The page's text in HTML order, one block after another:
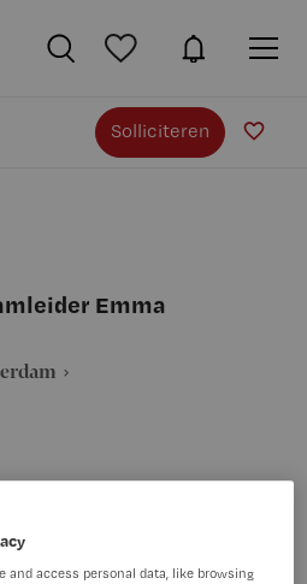
Solliciteren
Emma
and access personal data, like browsing